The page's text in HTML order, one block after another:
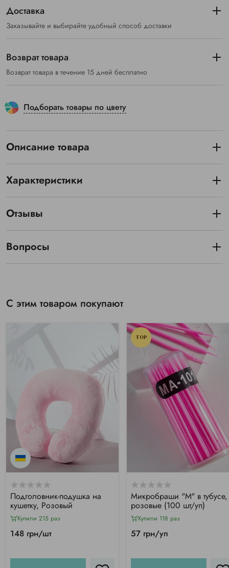
Доставка
Заказывайте и выбирайте удобный способ доставки
Возврат товара
Возврат товара в течение 15 дней бесплатно
Подборать товары по цвету
Описание товара
Характеристики
Отзывы
Вопросы
С этим товаром покупают
Подголовник-подушка на
кушетку, Розовый
Купили 215 раз
148 грн/шт
TOP
Микробраши "М" в тубусе,
розовые (100 шт/уп)
Купили 118 раз
57 грн/уп